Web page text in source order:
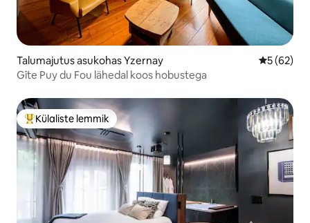
Talumajutus asukohas Yzernay Keskmine
5 (62)
Gîte Puy du Fou lähedal koos hobustega
Külaliste suur lemmik
Külaliste lemmik